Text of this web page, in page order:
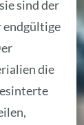
sind der
endgültige
die